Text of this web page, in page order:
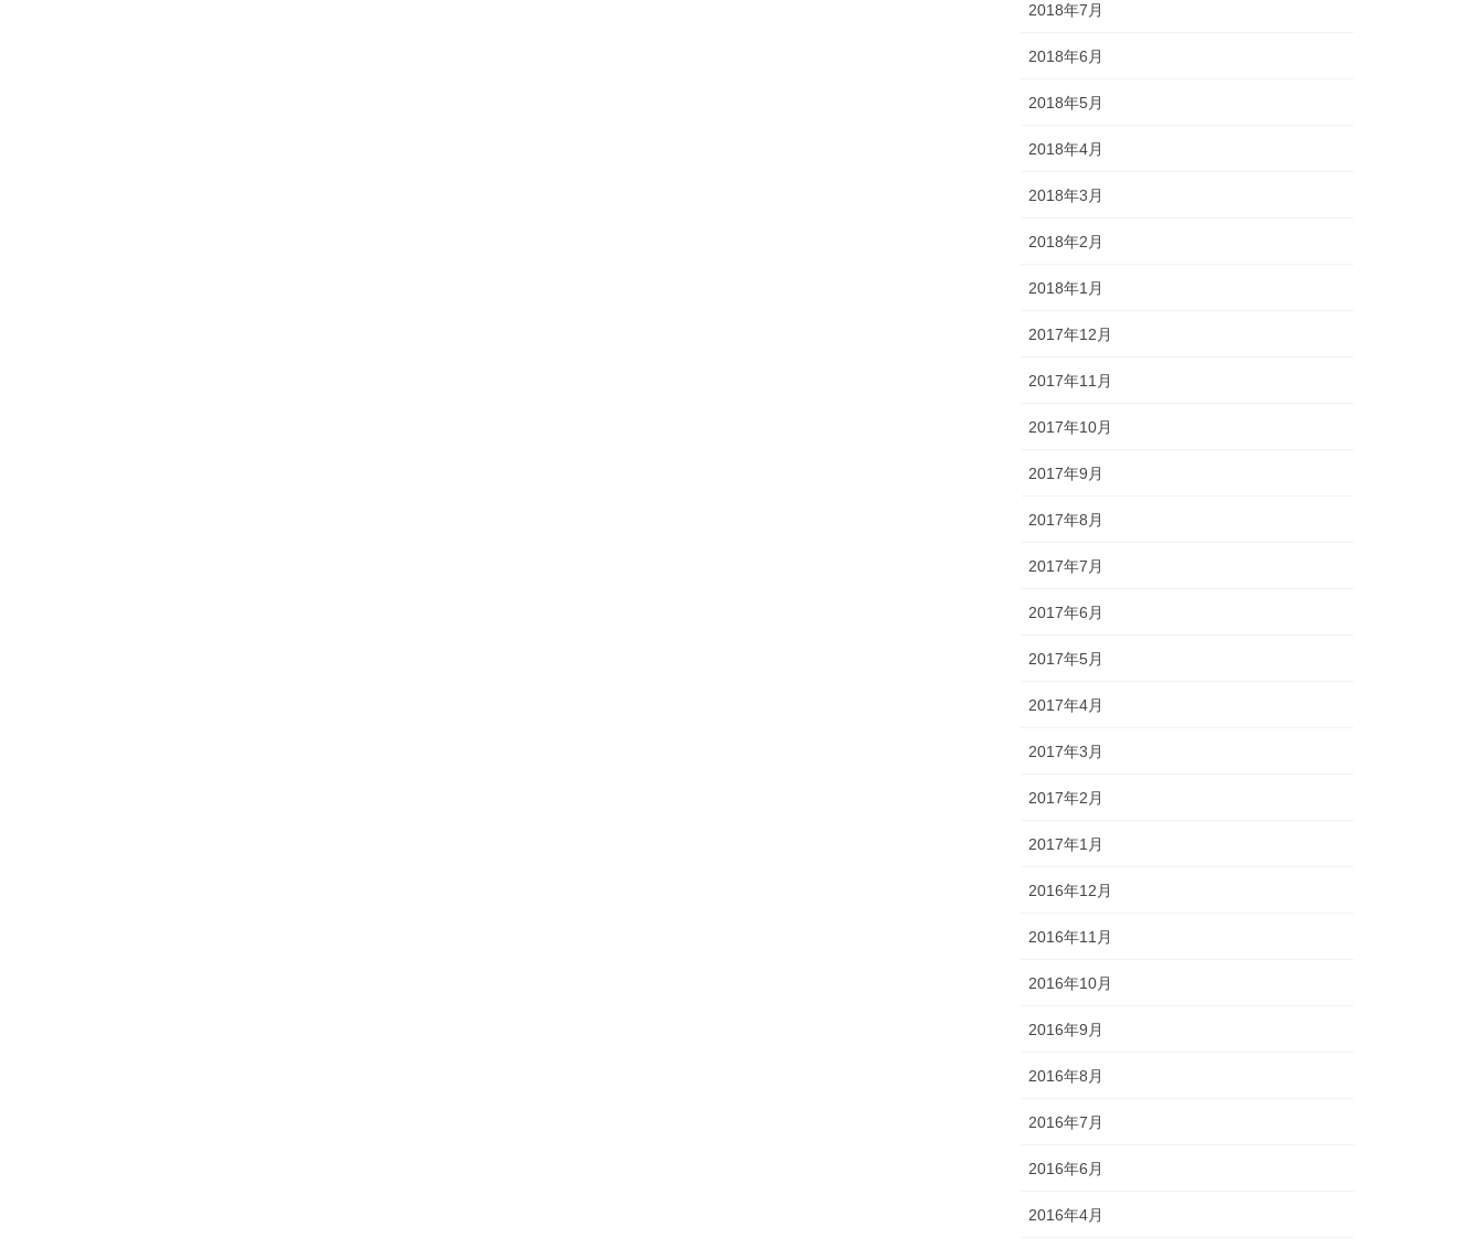
2018年7月
2018年6月
2018年5月
2018年4月
2018年3月
2018年2月
2018年1月
2017年12月
2017年11月
2017年10月
2017年9月
2017年8月
2017年7月
2017年6月
2017年5月
2017年4月
2017年3月
2017年2月
2017年1月
2016年12月
2016年11月
2016年10月
2016年9月
2016年8月
2016年7月
2016年6月
2016年4月